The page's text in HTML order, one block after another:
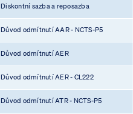
Diskontní sazba a reposazba
Důvod odmítnutí AAR - NCTS-P5
Důvod odmítnutí AER
Důvod odmítnutí AER - CL222
Důvod odmítnutí ATR - NCTS-P5